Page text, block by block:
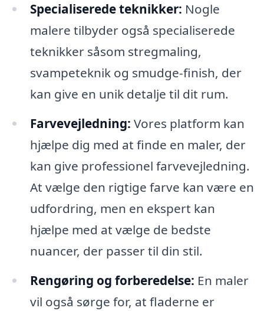
Specialiserede teknikker: Nogle
malere tilbyder også specialiserede
teknikker såsom stregmaling,
svampeteknik og smudge-finish, der
kan give en unik detalje til dit rum.
Farvevejledning: Vores platform kan
hjælpe dig med at finde en maler, der
kan give professionel farvevejledning.
At vælge den rigtige farve kan være en
udfordring, men en ekspert kan
hjælpe med at vælge de bedste
nuancer, der passer til din stil.
Rengøring og forberedelse: En maler
vil også sørge for, at fladerne er